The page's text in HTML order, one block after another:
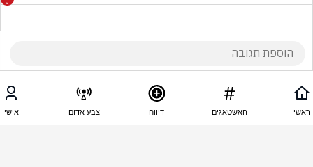
לא הבנתי,הם שיבשו את המשוואה של עצמם? ראשי האשטאגים דיווח צבע אדום אישי